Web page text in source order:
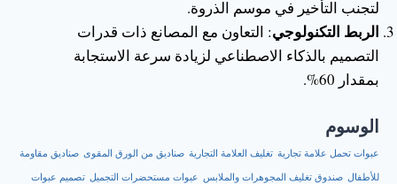
لتجنب التأخير في موسم الذروة.
الربط التكنولوجي: التعاون مع المصانع ذات قدرات
التصميم بالذكاء الاصطناعي لزيادة سرعة الاستجابة
بمقدار 60%.
الوسوم
عبوات تحمل علامة تجارية تغليف العلامة التجارية صناديق من الورق المقوى صناديق مقاومة
للأطفال صندوق تغليف المجوهرات والملابس عبوات مستحضرات التجميل تصميم عبوات